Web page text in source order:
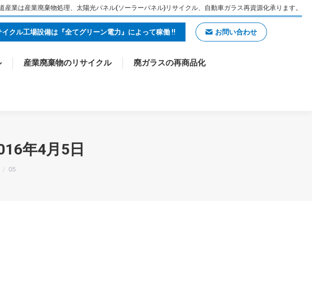
産業は産業廃棄物処理、太陽光パネル(ソーラーパネル)リサイクル、自動車ガラス再資源化承ります。
イクル工場設備は『全てグリーン電力』によって稼働 !! お問い合わせ
産業廃棄物のリサイクル 廃ガラスの再商品化
年4月5日
05
イクル 産業廃棄物のリサイクル 廃ガラスの再商品化